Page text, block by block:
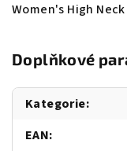
Women's High
Doplňkové
Kategorie:
EAN: